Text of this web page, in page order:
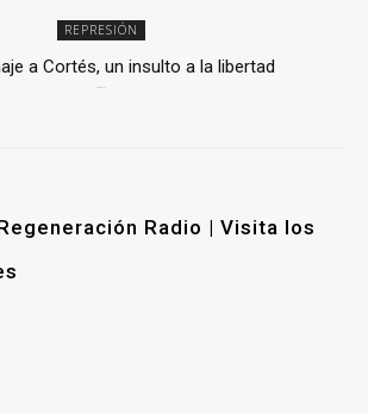
REPRESIÓN
a Cortés, un insulto a la libertad
Radio | Visita los